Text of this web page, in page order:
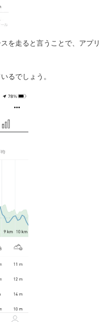
を走ると言うことで、アプリ
るでしょう。